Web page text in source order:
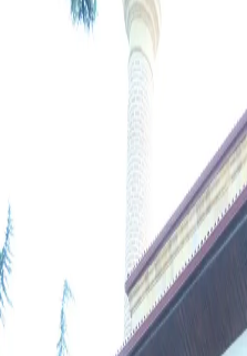
Hz. Ubeyd-i Gazi
Çorum
Merkez
Çorum
Merkez